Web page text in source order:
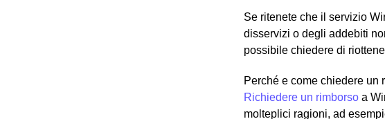
Se ritenete che il servizio
disservizi o degli addebiti
possibile chiedere di
Perché e come chiedere un
Richiedere un rimborso a
molteplici ragioni, ad